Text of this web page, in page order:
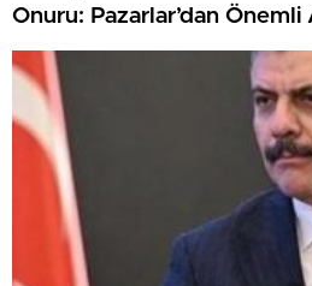
Onuru: Pazarlar’dan Önemli